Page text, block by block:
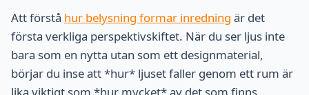
Att förstå hur belysning formar inredning är det
första verkliga perspektivskiftet. När du ser ljus inte
bara som en nytta utan som ett designmaterial,
börjar du inse att *hur* ljuset faller genom ett rum är